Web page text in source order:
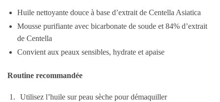
Huile nettoyante douce à base d’extrait de Centella Asiatica
Mousse purifiante avec bicarbonate de soude et 84% d’extrait
de Centella
Convient aux peaux sensibles, hydrate et apaise
Routine recommandée
Utilisez l’huile sur peau sèche pour démaquiller